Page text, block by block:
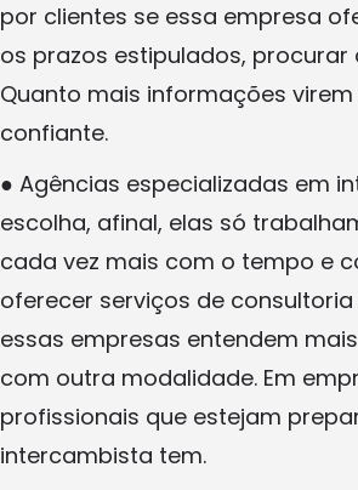
por clientes se essa empresa
os prazos estipulados,
Quanto mais informações
confiante.
● Agências especializadas em
escolha, afinal, elas só
cada vez mais com o tempo e
oferecer serviços de
essas empresas entendem
com outra modalidade. Em
profissionais que estejam
intercambista tem.